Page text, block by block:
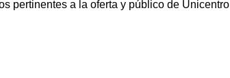
pertinentes a la oferta y público de Unicentro